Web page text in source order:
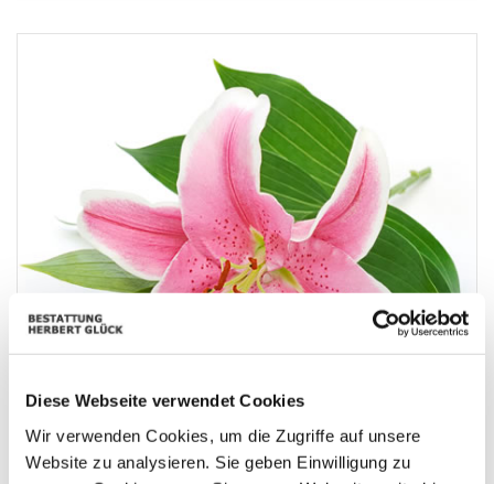
Diese Webseite verwendet Cookies
Wir verwenden Cookies, um die Zugriffe auf unsere
Website zu analysieren. Sie geben Einwilligung zu